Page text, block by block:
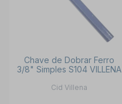
Chave de Dobrar Ferro
3/8" Simples S104 VILLENA
Cid Villena